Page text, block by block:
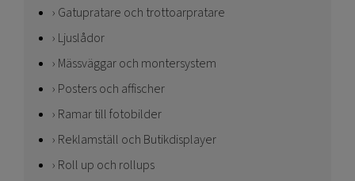
Gatupratare och trottoarpratare
Ljuslådor
Mässväggar och montersystem
Posters och affischer
Ramar till fotobilder
Reklamställ och Butikdisplayer
Roll up och rollups